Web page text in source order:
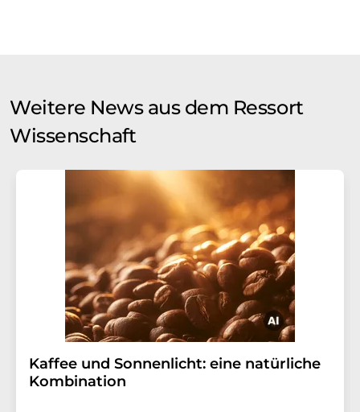
Weitere News aus dem Ressort
Wissenschaft
Kaffee und Sonnenlicht: eine natürliche
Kombination